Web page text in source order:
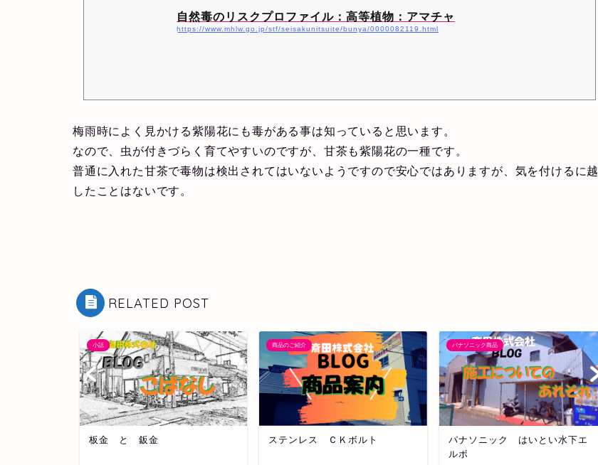
自然毒のリスクプロファイル：高等植物：アマチャ
https://www.mhlw.go.jp/stf/seisakunitsuite/bunya/0000082119.html
梅雨時によく見かける紫陽花にも毒がある事は知っていると思います。
なので、虫が付きづらく育てやすいのですが、甘茶も紫陽花の一種です。
普通に入れた甘茶で毒物は検出されてはいないようですので安心ではありますが、気を付けるに越
したことはないです。
RELATED POST
小話
板金 と 鈑金
商品のご紹介
ステンレス ＣＫボルト
パナソニック商品
パナソニック はいとい水下エ
ルボ